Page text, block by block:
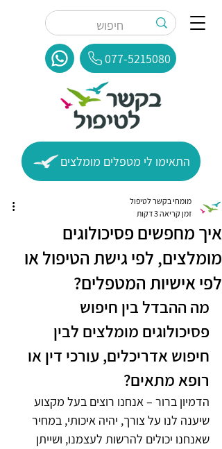
077-5215080
התאימו לי מטפלים מומלצים
איך מחפשים פסיכולוגים
מומלצים, לפי גישת הטיפול או
לפי אישיות המטפלים?
מומחי בקשר לטיפול
זמן קריאה 3 דקות
מה ההבדל בין חיפוש
פסיכולוגים מומלצים לבין
חיפוש אדריכלים, עורכי דין או
רופא מתאים?
הדמיון ברור – אנחנו רוצים בעל מקצוע
שיענה לנו על צורך, יהיה איכותי, במחיר
שאנחנו יכולים להרשות לעצמנו, ושייתן